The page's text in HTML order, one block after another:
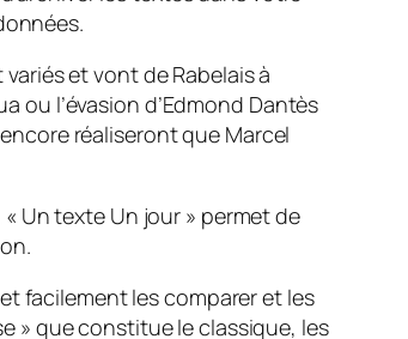
et vont de Rabelais à
ou l’évasion d’Edmond Dantès
réaliseront que Marcel
Un texte Un jour » permet de
facilement les comparer et les
» que constitue le classique, les